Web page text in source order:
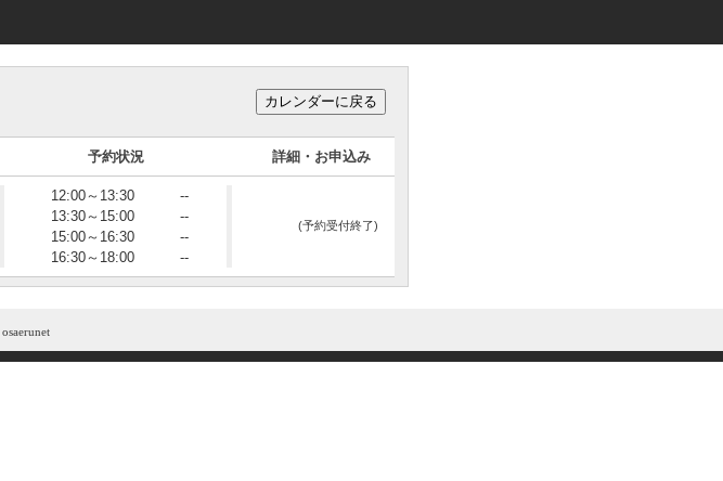
予約状況 詳細・お申込み
12:00～13:30
--
13:30～15:00
--
15:00～16:30
--
16:30～18:00
--
(予約受付終了)
osaerunet